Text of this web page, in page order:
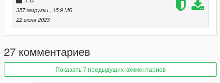
357 загрузки
, 15,9 МБ
22 июля 2023
27 комментариев
Показать 7 предыдущих комментариев